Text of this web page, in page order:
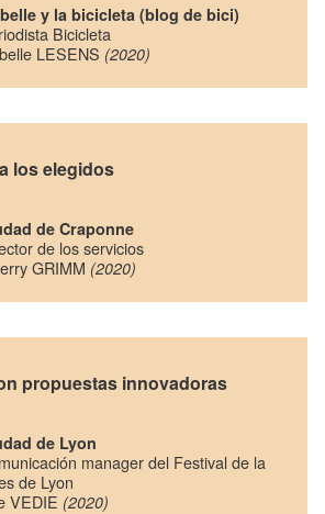
y la bicicleta (blog de bici)
Bicicleta
LESENS (2020)
los elegidos
de Craponne
de los servicios
GRIMM (2020)
propuestas innovadoras
de Lyon
manager del Festival de la
de Lyon
VEDIE (2020)